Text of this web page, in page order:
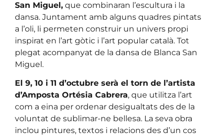
San Miguel, que combinaran l’escultura i la
dansa. Juntament amb alguns quadres pintats
a l’oli, li permeten construir un univers propi
inspirat en l’art gòtic i l’art popular català. Tot
plegat acompanyat de la dansa de Blanca San
Miguel.
El 9, 10 i 11 d’octubre serà el torn de l’artista
d’Amposta Ortésia Cabrera, que utilitza l’art
com a eina per ordenar desigualtats des de la
voluntat de sublimar-ne bellesa. La seva obra
inclou pintures, textos i relacions des d’un cos